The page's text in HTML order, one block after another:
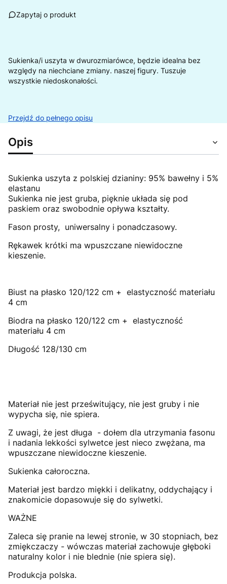
Zapytaj o produkt
Sukienka/i uszyta w dwurozmiarówce, będzie idealna bez
względy na niechciane zmiany. naszej figury. Tuszuje
wszystkie niedoskonałości.
Przejdź do pełnego opisu
Opis
Sukienka uszyta z polskiej dzianiny: 95% bawełny i 5%
elastanu
Sukienka nie jest gruba, pięknie układa się pod
paskiem oraz swobodnie opływa kształty.
Fason prosty, uniwersalny i ponadczasowy.
Rękawek krótki ma wpuszczane niewidoczne
kieszenie.
Biust na płasko 120/122 cm + elastyczność materiału
4 cm
Biodra na płasko 120/122 cm + elastyczność
materiału 4 cm
Długość 128/130 cm
Materiał nie jest prześwitujący, nie jest gruby i nie
wypycha się, nie spiera.
Z uwagi, że jest długa - dołem dla utrzymania fasonu
i nadania lekkości sylwetce jest nieco zwężana, ma
wpuszczane niewidoczne kieszenie.
Sukienka całoroczna.
Materiał jest bardzo miękki i delikatny, oddychający i
znakomicie dopasowuje się do sylwetki.
WAŻNE
Zaleca się pranie na lewej stronie, w 30 stopniach, bez
zmiękczaczy - wówczas materiał zachowuje głęboki
naturalny kolor i nie blednie (nie spiera się).
Produkcja polska.